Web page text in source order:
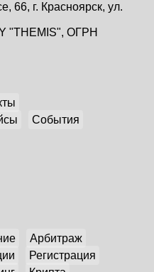
66, г. Красноярск, ул.
"THEMIS", ОГРН
События
Арбитраж
Регистрация